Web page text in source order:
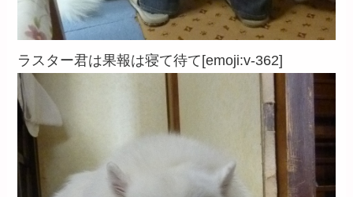
ラスター君は果報は寝て待て[emoji:v-362]